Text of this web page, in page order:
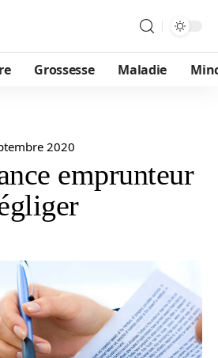
Grossesse Maladie
2020
emprunteur